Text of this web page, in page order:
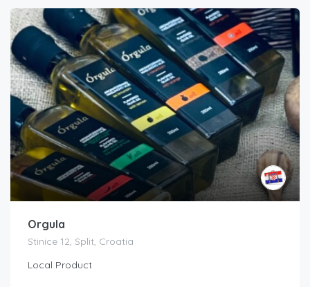
Orgula
Stinice 12, Split, Croatia
Local Product